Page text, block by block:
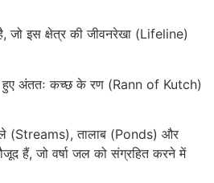
जो इस क्षेत्र की जीवनरेखा (Lifeline)
हुए अंततः कच्छ के रण (Rann of Kutch)
(Streams), तालाब (Ponds) और
हैं, जो वर्षा जल को संग्रहित करने में